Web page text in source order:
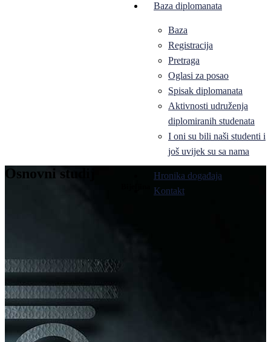
Baza diplomanata
Baza
Registracija
Pretraga
Oglasi za posao
Spisak diplomanata
Aktivnosti udruženja
diplomiranih studenata
I oni su bili naši studenti i
još uvijek su sa nama
Hronika događaja
Kontakt
Osnovni studij